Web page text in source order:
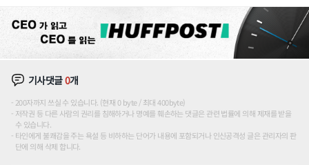
기사댓글0개
200자까지 쓰실 수 있습니다. (현재 0 byte / 최대 400byte)
저작권 등 다른 사람의 권리를 침해하거나 명예를 훼손하는 댓글은 관련 법률에 의해 제재를 받을
수 있습니다.
타인에게 불쾌감을 주는 욕설 등 비하하는 단어가 내용에 포함되거나 인신공격성 글은 관리자의 판
단에 의해 삭제 합니다.